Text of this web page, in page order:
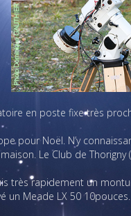
en poste fixe très
pour Noël. N’y
Le Club de
très rapidement un
un Meade LX 50